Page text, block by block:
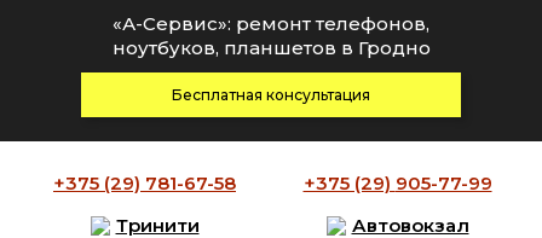
+375 (29) 781-67-58 +375 (29) 905-77-99
Тринити
Автовокзал
«А-Сервис»: ремонт телефонов,
ноутбуков, планшетов в Гродно
Бесплатная консультация